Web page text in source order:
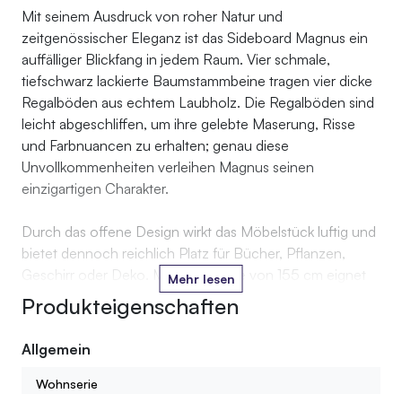
Mit seinem Ausdruck von roher Natur und
zeitgenössischer Eleganz ist das Sideboard Magnus ein
auffälliger Blickfang in jedem Raum. Vier schmale,
tiefschwarz lackierte Baumstammbeine tragen vier dicke
Regalböden aus echtem Laubholz. Die Regalböden sind
leicht abgeschliffen, um ihre gelebte Maserung, Risse
und Farbnuancen zu erhalten; genau diese
Unvollkommenheiten verleihen Magnus seinen
einzigartigen Charakter.
Durch das offene Design wirkt das Möbelstück luftig und
bietet dennoch reichlich Platz für Bücher, Pflanzen,
Geschirr oder Deko. Mit einer Höhe von 155 cm eignet
sich Magnus gleichermaßen als Sideboard, Bücherregal
oder stylischer Raumteiler.
Deshalb passt Magnus perfekt in dein industrielles Loft,
dein modernes Wohnzimmer oder deine ländliche
Mehr lesen
Produkteigenschaften
Allgemein
Wohnserie